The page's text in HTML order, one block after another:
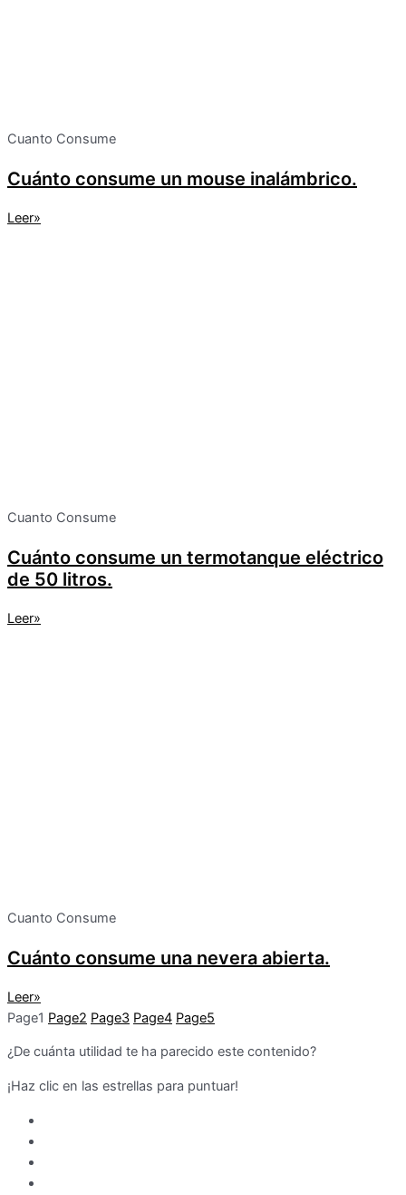
Cuanto Consume
Cuánto consume un mouse inalámbrico.
Leer»
Cuanto Consume
Cuánto consume un termotanque eléctrico
de 50 litros.
Leer»
Cuanto Consume
Cuánto consume una nevera abierta.
Leer»
Page1 Page2 Page3 Page4 Page5
¿De cuánta utilidad te ha parecido este contenido?
¡Haz clic en las estrellas para puntuar!